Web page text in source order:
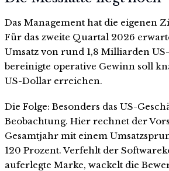
Das Management hat die eigenen
Für das zweite Quartal 2026
Umsatz von rund 1,8 Milliarden
bereinigte operative Gewinn soll
US-Dollar erreichen.
Die Folge: Besonders das US-
Beobachtung. Hier rechnet der
Gesamtjahr mit einem
120 Prozent. Verfehlt der
auferlegte Marke, wackelt die